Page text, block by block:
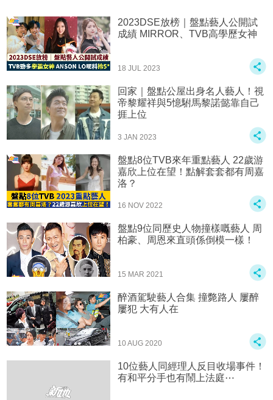
2023DSE放榜｜盤點藝人公開試
成績 MIRROR、TVB高學歷女神
18 JUL 2023
回家｜盤點公屋出身名人藝人！視
帝黎耀祥與5憶駙馬黎諾懿靠自己
捱上位
3 JAN 2023
盤點8位TVB來年重點藝人 22歲游
嘉欣上位在望！點解套套都有周嘉
洛？
16 NOV 2022
盤點9位同歷史人物撞樣嘅藝人 周
柏豪、周恩來直頭係倒模一樣！
15 MAR 2021
醉酒駕駛藝人合集 撞斃路人 屢醉
屢犯 大有人在
10 AUG 2020
10位藝人同經理人反目收場事件！
有和平分手也有鬧上法庭⋯